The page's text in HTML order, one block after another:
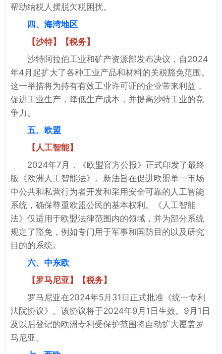
帮助纳税人摆脱欠税困扰。
四、海湾地区
【沙特】【税务】
沙特阿拉伯工业和矿产资源部发布决议，自2024
年4月起扩大了各种工业产品和材料的关税豁免范围。
这一举措将为持有有效工业许可证的企业带来利益，
促进工业生产，降低生产成本，并提高沙特工业的竞
争力。
五、欧盟
【人工智能】
2024年7月，《欧盟官方公报》正式印发了最终
版《欧洲人工智能法》。新法旨在促进欧盟单一市场
中公共和私营行为者开发和采用安全可靠的人工智能
系统，确保尊重欧盟公民的基本权利。《人工智能
法》仅适用于欧盟法律范围内的领域，并为部分系统
规定了豁免，例如专门用于军事和国防目的以及研究
目的的系统。
六、中东欧
【罗马尼亚】【税务】
罗马尼亚在2024年5月31日正式批准《统一专利
法院协议》。该协议将于2024年9月1日生效。9月1日
及以后登记的欧洲专利受保护范围将自动扩大覆盖罗
马尼亚。